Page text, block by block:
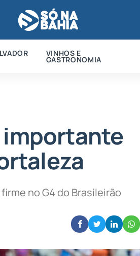
VINHOS E
GASTRONOMIA
no G4 do Brasileirão